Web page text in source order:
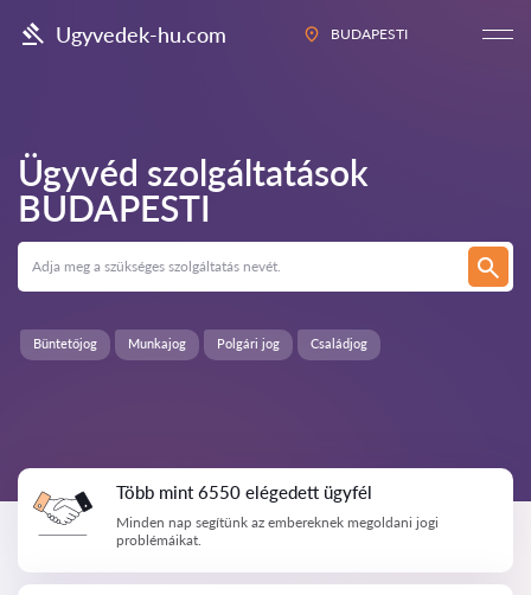
Ugyvedek-hu.com BUDAPESTI
Ügyvéd szolgáltatások
BUDAPESTI
Családjog
Büntetőjog Munkajog Polgári jog
Több mint 6550 elégedett ügyfél
Minden nap segítünk az embereknek megoldani jogi
problémáikat.